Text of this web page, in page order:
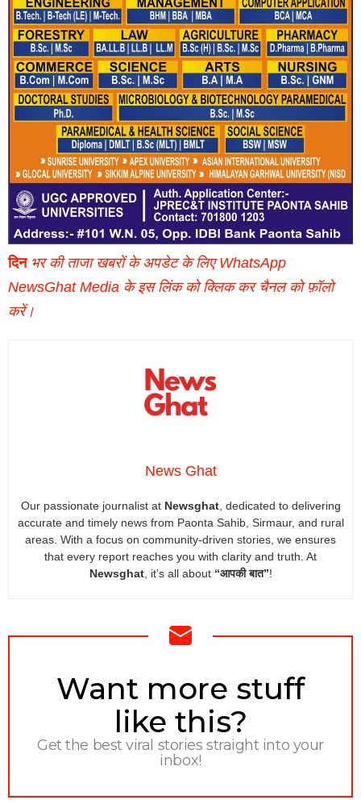
दिनभर की ताजा खबरों के अपडेट के लिए WhatsApp
NewsGhat Media के इस लिंक को क्लिक कर चैनल को फ़ॉलो
करें।
News Ghat
Our passionate journalist at Newsghat, dedicated to delivering
accurate and timely news from Paonta Sahib, Sirmaur, and rural
areas. With a focus on community-driven stories, we ensures
that every report reaches you with clarity and truth. At
Newsghat, it’s all about “आपकी बात”!
NEWSLETTER
Want more stuff
like this?
Get the best viral stories straight into your
inbox!